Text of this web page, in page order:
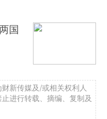
国
新传媒及/或相关权利人
进行转载、摘编、复制及